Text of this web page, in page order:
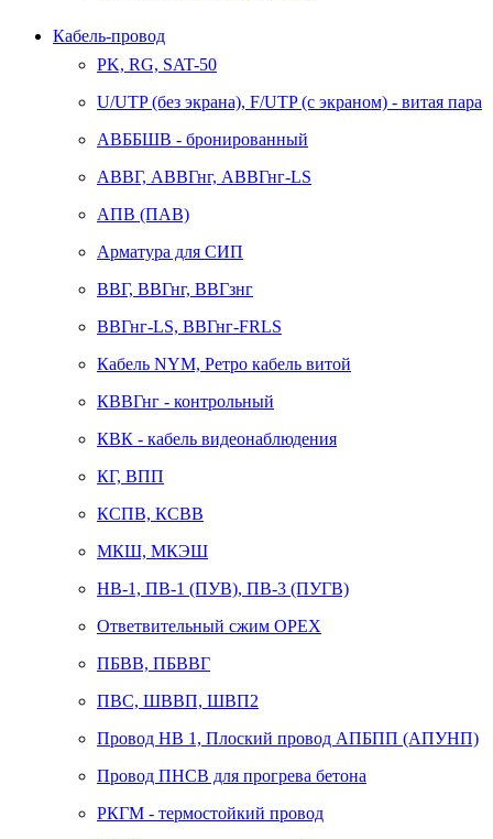
Кабель-провод
PK, RG, SAT-50
U/UTP (без экрана), F/UTP (с экраном) - витая пара
АВББШВ - бронированный
АВВГ, АВВГнг, АВВГнг-LS
АПВ (ПАВ)
Арматура для СИП
ВВГ, ВВГнг, ВВГзнг
ВВГнг-LS, ВВГнг-FRLS
Кабель NYM, Ретро кабель витой
КВВГнг - контрольный
КВК - кабель видеонаблюдения
КГ, ВПП
КСПВ, КСВВ
МКШ, МКЭШ
НВ-1, ПВ-1 (ПУВ), ПВ-3 (ПУГВ)
Ответвительный сжим ОРЕХ
ПБВВ, ПБВВГ
ПВС, ШВВП, ШВП2
Провод НВ 1, Плоский провод АПБПП (АПУНП)
Провод ПНСВ для прогрева бетона
РКГМ - термостойкий провод